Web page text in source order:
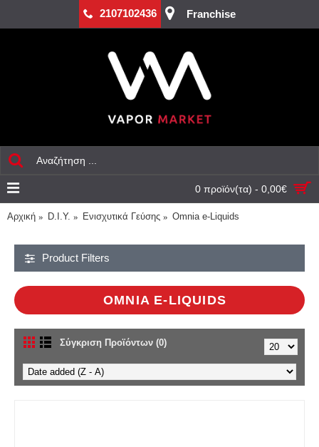
2107102436 Franchise
0 προϊόν(τα) - 0,00€
Αρχική D.I.Y. Ενισχυτικά Γεύσης Omnia e-Liquids
Product Filters
OMNIA E-LIQUIDS
Σύγκριση Προϊόντων (0)